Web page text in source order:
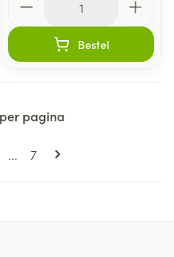
Bestel
pagina
... Pagina
7
per pagina